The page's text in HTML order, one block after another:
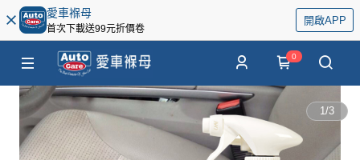
愛車褓母
首次下載送99元折價卷
開啟APP
0
1/3